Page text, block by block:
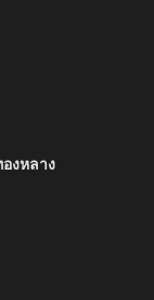
งหลาง